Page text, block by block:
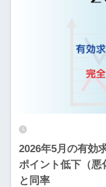
2026年5月の有効
ポイント低下（悪
と同率